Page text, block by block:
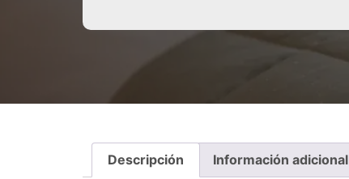
Descripción Información adicional